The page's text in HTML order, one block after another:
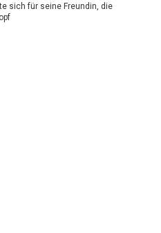
sich für seine Freundin, die